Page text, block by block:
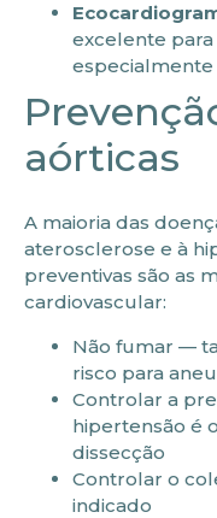
excelente para
especialmente
aórticas
A maioria das
aterosclerose e à
preventivas são as
cardiovascular:
Não fumar —
risco para
Controlar a
hipertensão é
dissecção
Controlar o
indicado